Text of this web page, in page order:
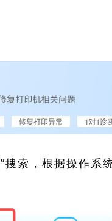
”搜索，根据操作系